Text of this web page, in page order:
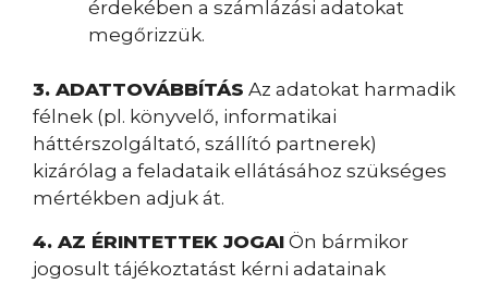
érdekében a számlázási adatokat
megőrizzük.
3. ADATTOVÁBBÍTÁS Az adatokat harmadik
félnek (pl. könyvelő, informatikai
háttérszolgáltató, szállító partnerek)
kizárólag a feladataik ellátásához szükséges
mértékben adjuk át.
4. AZ ÉRINTETTEK JOGAI Ön bármikor
jogosult tájékoztatást kérni adatainak